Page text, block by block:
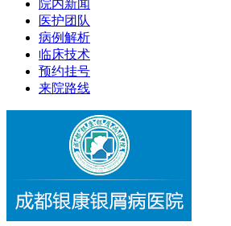
院内新闻
医护团队
病例解析
临床技术
预约挂号
来院路线